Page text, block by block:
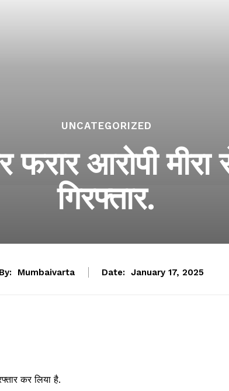
UNCATEGORIZED
आरोपी
गिरफ्तार.
By: Mumbaivarta Date: January 17, 2025
कर लिया है.